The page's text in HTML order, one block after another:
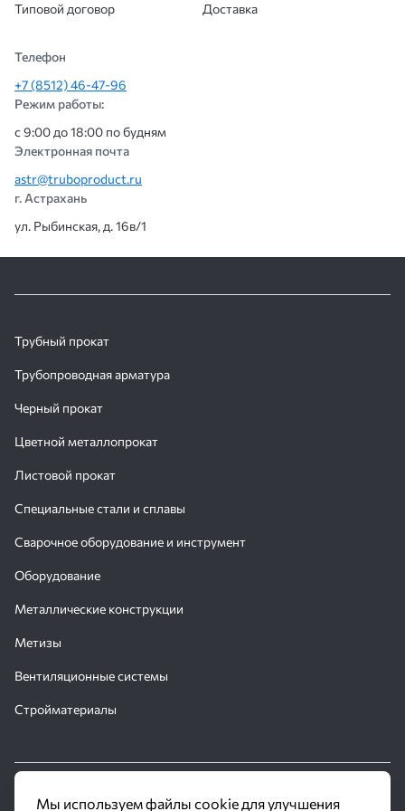
Типовой договор
Доставка
Телефон
+7 (8512) 46-47-96
Режим работы:
с 9:00 до 18:00 по будням
Электронная почта
astr@truboproduct.ru
г. Астрахань
ул. Рыбинская, д. 16в/1
Трубный прокат
Трубопроводная арматура
Черный прокат
Цветной металлопрокат
Листовой прокат
Специальные стали и сплавы
Сварочное оборудование и инструмент
Оборудование
Металлические конструкции
Метизы
Вентиляционные системы
Стройматериалы
© 2016 - 2026 Производственное объединение «Трубное
Мы используем файлы cookie для улучшения